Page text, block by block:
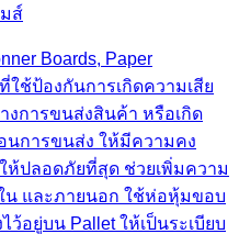
ส์
Boards, Paper
ช้ป้องกันการเกิดความเสีย
งการขนส่งสินค้า หรือเกิด
การขนส่ง ให้มีความคง
ปลอดภัยที่สุด ช่วยเพิ่มความ
และภายนอก ใช้ห่อหุ้มขอบ
อยู่บน Pallet ให้เป็นระเบียบ